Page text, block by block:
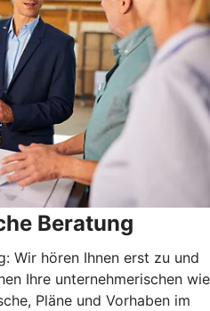
Beratung
Wir hören Ihnen erst zu und
Ihre unternehmerischen wie
Pläne und Vorhaben im